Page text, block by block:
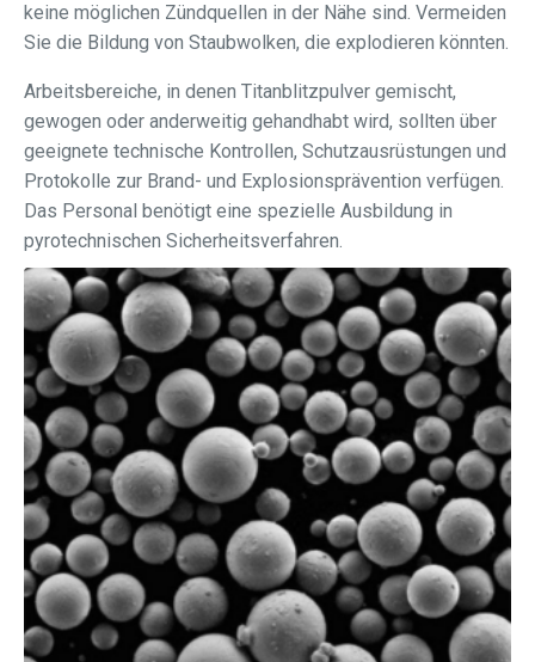
keine möglichen Zündquellen in der Nähe sind. Vermeiden
Sie die Bildung von Staubwolken, die explodieren könnten.
Arbeitsbereiche, in denen Titanblitzpulver gemischt,
gewogen oder anderweitig gehandhabt wird, sollten über
geeignete technische Kontrollen, Schutzausrüstungen und
Protokolle zur Brand- und Explosionsprävention verfügen.
Das Personal benötigt eine spezielle Ausbildung in
pyrotechnischen Sicherheitsverfahren.